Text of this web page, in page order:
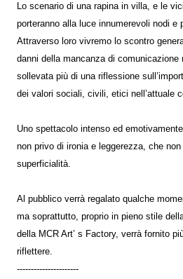
Lo scenario di una rapina in villa, e le
porteranno alla luce innumerevoli nodi e
Attraverso loro vivremo lo scontro
danni della mancanza di comunicazione
sollevata più di una riflessione
dei valori sociali, civili, etici nell’attuale
Uno spettacolo intenso ed
non privo di ironia e leggerezza, che
superficialità.
Al pubblico verrà regalato qualche
ma soprattutto, proprio in pieno stile
della MCR Art’ s Factory, verrà fornito
riflettere.
----------------------